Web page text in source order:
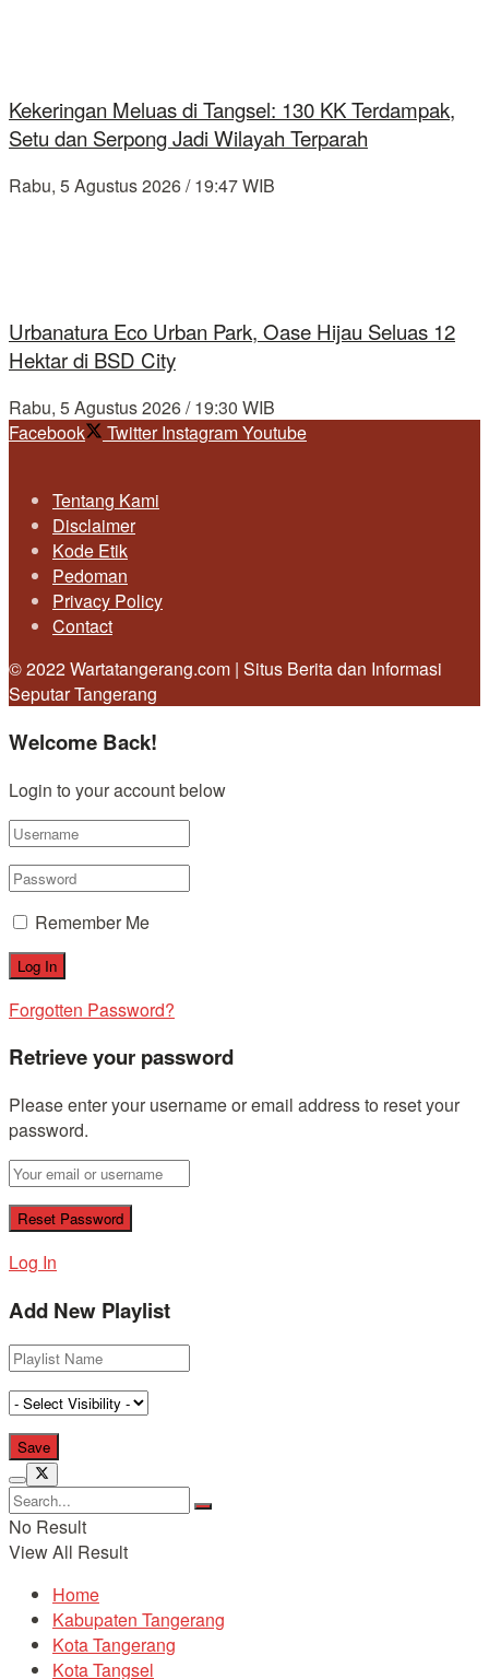
Kekeringan Meluas di Tangsel: 130 KK Terdampak,
Setu dan Serpong Jadi Wilayah Terparah
Rabu, 5 Agustus 2026 / 19:47 WIB
Urbanatura Eco Urban Park, Oase Hijau Seluas 12
Hektar di BSD City
Rabu, 5 Agustus 2026 / 19:30 WIB
Facebook
Twitter InstagramYoutube
Tentang Kami
Disclaimer
Kode Etik
Pedoman
Privacy Policy
Contact
© 2022 Wartatangerang.com | Situs Berita dan Informasi
Seputar Tangerang
Welcome Back!
Login to your account below
Remember Me
Forgotten Password?
Retrieve your password
Please enter your username or email address to reset your
password.
Log In
Add New Playlist
No Result
View All Result
Home
Kabupaten Tangerang
Kota Tangerang
Kota Tangsel